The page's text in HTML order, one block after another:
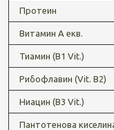
Протеин
Витамин А екв.
Тиамин (В1 Vit.)
Рибофлавин (Vit. B2)
Ниацин (B3 Vit.)
Пантотенова